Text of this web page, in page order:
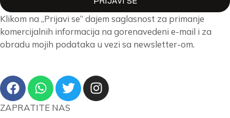
Klikom na „Prijavi se“ dajem saglasnost za primanje
komercijalnih informacija na gorenavedeni e-mail i za
obradu mojih podataka u vezi sa newsletter-om.
ZAPRATITE NAS